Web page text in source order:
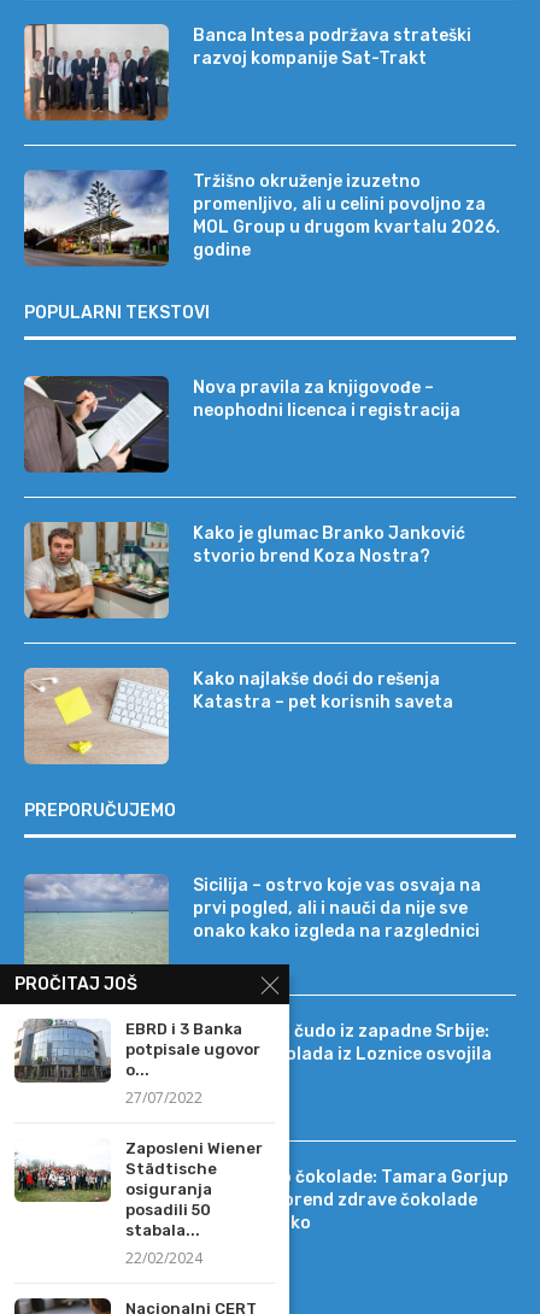
Banca Intesa podržava strateški
razvoj kompanije Sat-Trakt
Tržišno okruženje izuzetno
promenljivo, ali u celini povoljno za
MOL Group u drugom kvartalu 2026.
godine
POPULARNI TEKSTOVI
Nova pravila za knjigovođe –
neophodni licenca i registracija
Kako je glumac Branko Janković
stvorio brend Koza Nostra?
Kako najlakše doći do rešenja
Katastra – pet korisnih saveta
PREPORUČUJEMO
Sicilija – ostrvo koje vas osvaja na
prvi pogled, ali i nauči da nije sve
onako kako izgleda na razglednici
Tehnološko čudo iz zapadne Srbije:
kako je čokolada iz Loznice osvojila
Od DIF-a do čokolade: Tamara Gorjup
pokrenula brend zdrave čokolade
Kapetan Koko
PROČITAJ JOŠ
EBRD i 3 Banka
potpisale ugovor
o...
27/07/2022
Zaposleni Wiener
Städtische
osiguranja
posadili 50
stabala...
22/02/2024
Nacionalni CERT